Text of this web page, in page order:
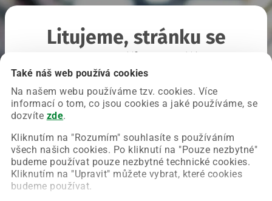
Také náš web používá cookies
Na našem webu používáme tzv. cookies. Více
informací o tom, co jsou cookies a jaké používáme, se
dozvíte zde.
Kliknutím na "Rozumím" souhlasíte s používáním
všech našich cookies. Po kliknutí na "Pouze nezbytné"
budeme používat pouze nezbytné technické cookies.
Kliknutím na "Upravit" můžete vybrat, které cookies
budeme používat.
Litujeme, stránku se
Chyba nastala na naší straně a už ji opravujeme.
Zkuste prosím znovu načíst požadovanou stránku.
Obnovit stránku Úvodní strana